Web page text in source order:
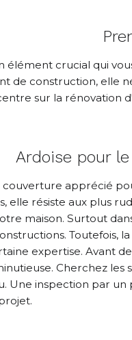
élément crucial qui
de construction, elle
sur la rénovation
Ardoise pour
couverture apprécié
elle résiste aux plus
maison. Surtout
Toutefois,
expertise. Avant
Cherchez
Une inspection par